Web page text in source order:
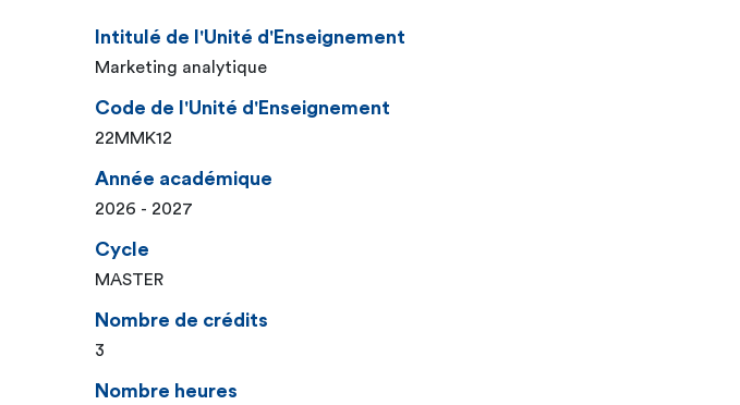
Intitulé de l'Unité d'Enseignement
Marketing analytique
Code de l'Unité d'Enseignement
22MMK12
Année académique
2026 - 2027
Cycle
MASTER
Nombre de crédits
3
Nombre heures